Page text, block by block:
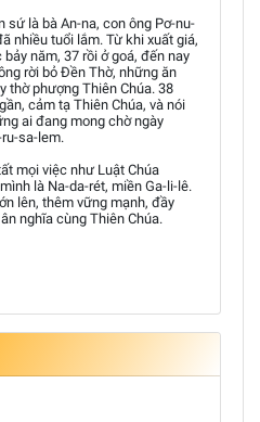
sứ là bà An-na, con ông Pơ-nu-
nhiều tuổi lắm. Từ khi xuất giá,
năm, 37 rồi ở goá, đến nay
rời bỏ Đền Thờ, những ăn
thờ phượng Thiên Chúa. 38
cảm tạ Thiên Chúa, và nói
ai đang mong chờ ngày
sa-lem.
mọi việc như Luật Chúa
là Na-da-rét, miền Ga-li-lê.
lên, thêm vững mạnh, đầy
nghĩa cùng Thiên Chúa.